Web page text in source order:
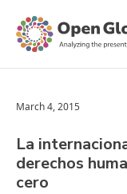
March 4, 2015
La
derechos
cero